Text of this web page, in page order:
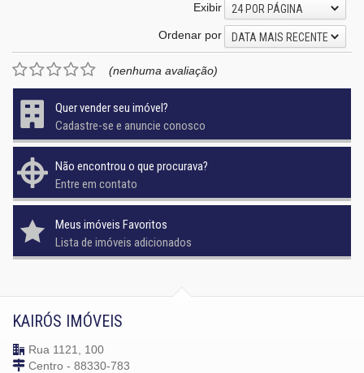
Exibir
24 POR PÁGINA
Ordenar por
DATA MAIS RECENTE
(nenhuma avaliação)
Quer vender seu imóvel?
Cadastre-se e anuncie conosco
Não encontrou o que procurava?
Entre em contato
Meus imóveis Favoritos
Lista de imóveis adicionados
KAIRÓS IMÓVEIS
Rua 1121, 100
Centro - 88330-783